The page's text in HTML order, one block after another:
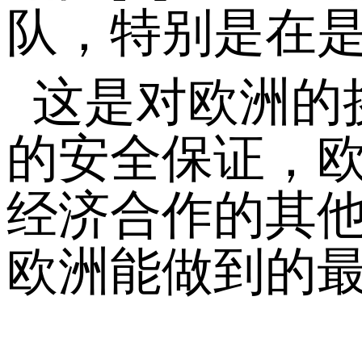
队，特别是在
这是对欧洲的
的安全保证，
经济合作的其
欧洲能做到的